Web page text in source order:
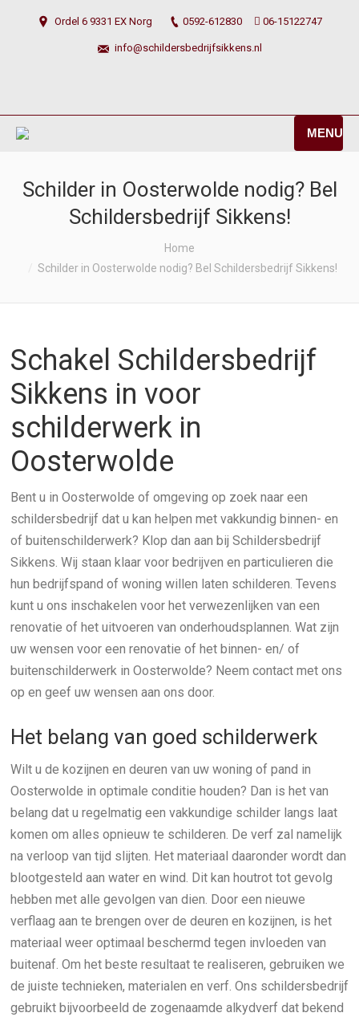
Ordel 6 9331 EX Norg 0592-612830 06-15122747
info@schildersbedrijfsikkens.nl
MENU
Schilder in Oosterwolde nodig? Bel
Schildersbedrijf Sikkens!
Home
Schilder in Oosterwolde nodig? Bel Schildersbedrijf Sikkens!
Schakel Schildersbedrijf
Sikkens in voor
schilderwerk in
Oosterwolde
Bent u in Oosterwolde of omgeving op zoek naar een
schildersbedrijf dat u kan helpen met vakkundig binnen- en
of buitenschilderwerk? Klop dan aan bij Schildersbedrijf
Sikkens. Wij staan klaar voor bedrijven en particulieren die
hun bedrijfspand of woning willen laten schilderen. Tevens
kunt u ons inschakelen voor het verwezenlijken van een
renovatie of het uitvoeren van onderhoudsplannen. Wat zijn
uw wensen voor een renovatie of het binnen- en/ of
buitenschilderwerk in Oosterwolde? Neem contact met ons
op en geef uw wensen aan ons door.
Het belang van goed schilderwerk
Wilt u de kozijnen en deuren van uw woning of pand in
Oosterwolde in optimale conditie houden? Dan is het van
belang dat u regelmatig een vakkundige schilder langs laat
komen om alles opnieuw te schilderen. De verf zal namelijk
na verloop van tijd slijten. Het materiaal daaronder wordt dan
blootgesteld aan water en wind. Dit kan houtrot tot gevolg
hebben met alle gevolgen van dien. Door een nieuwe
verflaag aan te brengen over de deuren en kozijnen, is het
materiaal weer optimaal beschermd tegen invloeden van
buitenaf. Om het beste resultaat te realiseren, gebruiken we
de juiste technieken, materialen en verf. Ons schildersbedrijf
gebruikt bijvoorbeeld de zogenaamde alkydverf dat bekend